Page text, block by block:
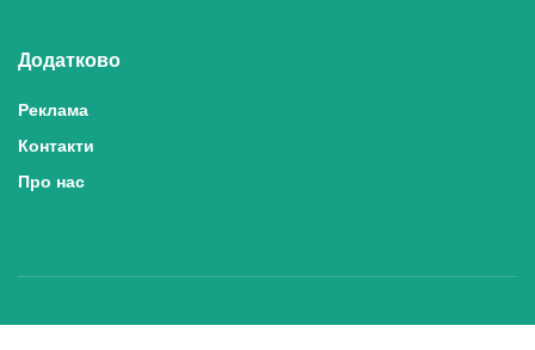
Додатково
Реклама
Контакти
Про нас
Політика конфіденційності та захисту персональних даних